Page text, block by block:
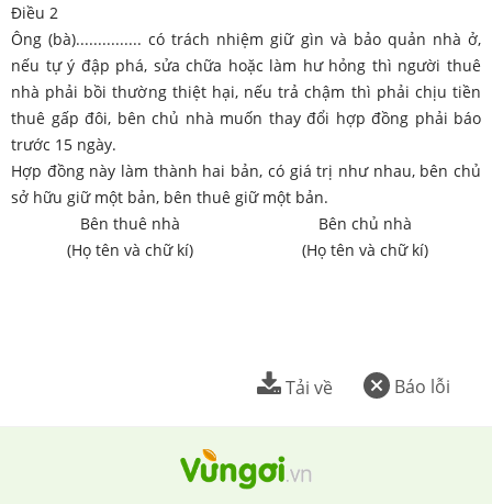
Điều 2
Ông (bà)............... có trách nhiệm giữ gìn và bảo quản nhà ở,
nếu tự ý đập phá, sửa chữa hoặc làm hư hỏng thì người thuê
nhà phải bồi thường thiệt hại, nếu trả chậm thì phải chịu tiền
thuê gấp đôi, bên chủ nhà muốn thay đổi hợp đồng phải báo
trước 15 ngày.
Hợp đồng này làm thành hai bản, có giá trị như nhau, bên chủ
sở hữu giữ một bản, bên thuê giữ một bản.
Bên thuê nhà
(Họ tên và chữ kí)
Bên chủ nhà
(Họ tên và chữ kí)
Báo lỗi
Tải về